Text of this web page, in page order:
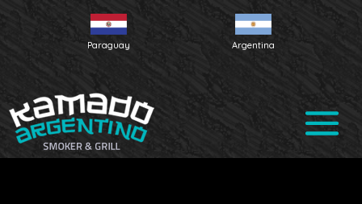
Paraguay Argentina